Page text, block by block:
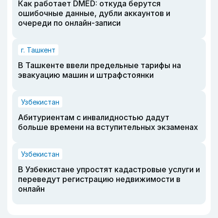
Как работает DMED: откуда берутся
ошибочные данные, дубли аккаунтов и
очереди по онлайн-записи
г. Ташкент
В Ташкенте ввели предельные тарифы на
эвакуацию машин и штрафстоянки
Узбекистан
Абитуриентам с инвалидностью дадут
больше времени на вступительных экзаменах
Узбекистан
В Узбекистане упростят кадастровые услуги и
переведут регистрацию недвижимости в
онлайн